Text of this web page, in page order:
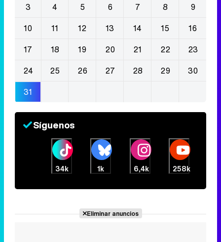
3
4 5 6 7 8
9
10
11 12 13 14 15
16
17
18 19 20 21 22
23
24
25 26 27 28 29
30
31
Síguenos
34k 1k 6,4k 258k
Eliminar anuncios